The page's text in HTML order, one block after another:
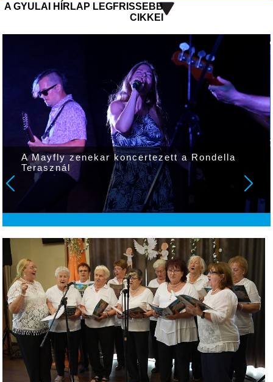
A GYULAI HÍRLAP LEGFRISSEBB
CIKKEI
Alapvetően száraz idő várható ma